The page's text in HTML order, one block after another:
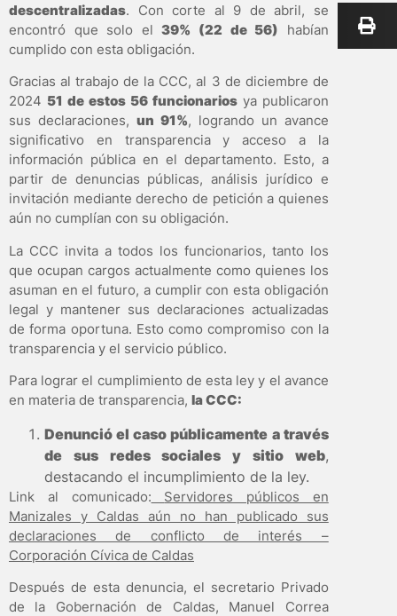
descentralizadas. Con corte al 9 de abril, se
encontró que solo el39% (22 de 56) habían
cumplido con esta obligación.
Gracias al trabajo de la CCC, al 3 de diciembre de
2024 51 de estos 56 funcionariosya publicaron
sus declaraciones, un 91%, logrando un avance
significativo en transparencia y acceso a la
información pública en el departamento. Esto, a
partir de denuncias públicas, análisis jurídico e
invitación mediante derecho de petición a quienes
aún no cumplían con su obligación.
La CCC invita a todos los funcionarios, tanto los
que ocupan cargos actualmente como quienes los
asuman en el futuro, a cumplir con esta obligación
legal y mantener sus declaraciones actualizadas
de forma oportuna. Esto como compromiso con la
transparencia y el servicio público.
Para lograr el cumplimiento de esta ley y el avance
en materia de transparencia, la CCC:
Denunció el caso públicamente a través
de sus redes sociales y sitio web,
destacando el incumplimiento de la ley.
Link al comunicado:
Servidores públicos en
Manizales y Caldas aún no han publicado sus
declaraciones de conflicto de interés –
Corporación Cívica de Caldas
Después de esta denuncia, el secretario Privado
de la Gobernación de Caldas, Manuel Correa